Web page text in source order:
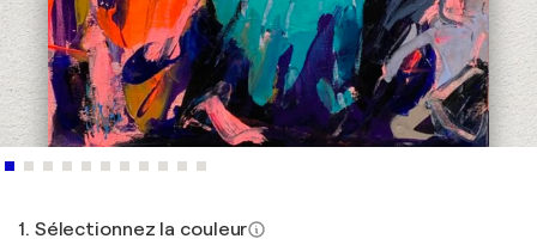
1. Sélectionnez la couleur